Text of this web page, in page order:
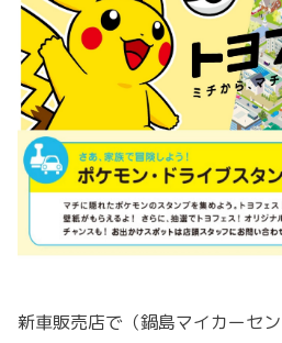
新車販売店で（鍋島マイカーセ